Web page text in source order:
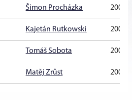
Šimon Procházka 2008
Kajetán Rutkowski 2009
Tomáš Sobota 2008
Matěj Zrůst 2009